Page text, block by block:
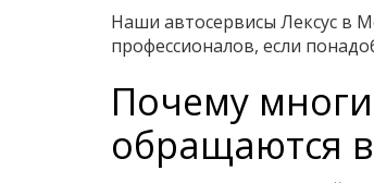
Наши автосервисы Лексус в
профессионалов, если
Почему
обращаются в